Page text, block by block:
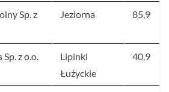
Sp. z
Jeziorna 85,9
Sp. z o.o.
Lipinki
Łużyckie
40,9